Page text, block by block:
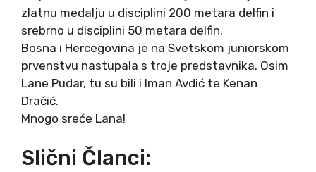
zlatnu medalju u disciplini 200 metara delfin i
srebrno u disciplini 50 metara delfin.
Bosna i Hercegovina je na Svetskom juniorskom
prvenstvu nastupala s troje predstavnika. Osim
Lane Pudar, tu su bili i Iman Avdić te Kenan
Dračić.
Mnogo sreće Lana!
Slični Članci: